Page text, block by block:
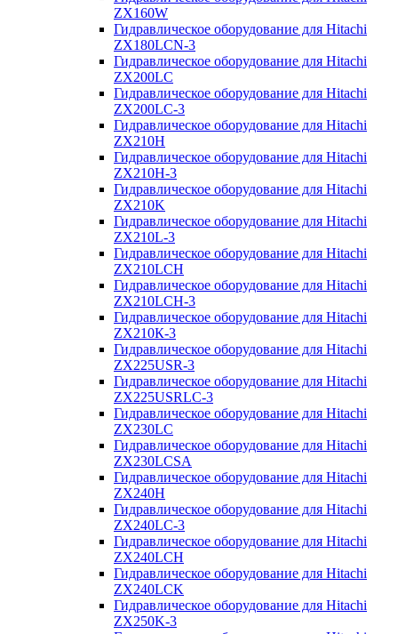
ZX160W
Гидравлическое оборудование для Hitachi
ZX180LCN-3
Гидравлическое оборудование для Hitachi
ZX200LC
Гидравлическое оборудование для Hitachi
ZX200LC-3
Гидравлическое оборудование для Hitachi
ZX210H
Гидравлическое оборудование для Hitachi
ZX210H-3
Гидравлическое оборудование для Hitachi
ZX210K
Гидравлическое оборудование для Hitachi
ZX210L-3
Гидравлическое оборудование для Hitachi
ZX210LCH
Гидравлическое оборудование для Hitachi
ZX210LCH-3
Гидравлическое оборудование для Hitachi
ZX210К-3
Гидравлическое оборудование для Hitachi
ZX225USR-3
Гидравлическое оборудование для Hitachi
ZX225USRLC-3
Гидравлическое оборудование для Hitachi
ZX230LC
Гидравлическое оборудование для Hitachi
ZX230LCSA
Гидравлическое оборудование для Hitachi
ZX240H
Гидравлическое оборудование для Hitachi
ZX240LC-3
Гидравлическое оборудование для Hitachi
ZX240LCH
Гидравлическое оборудование для Hitachi
ZX240LCK
Гидравлическое оборудование для Hitachi
ZX250K-3